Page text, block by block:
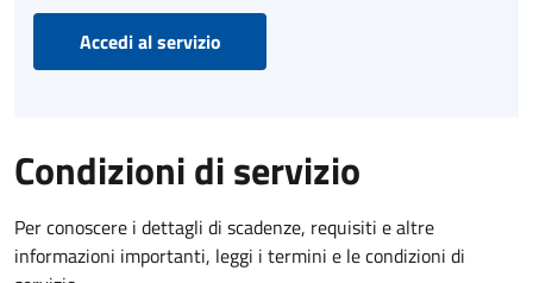
Accedi al servizio
Condizioni di servizio
Per conoscere i dettagli di scadenze, requisiti e altre
informazioni importanti, leggi i termini e le condizioni di